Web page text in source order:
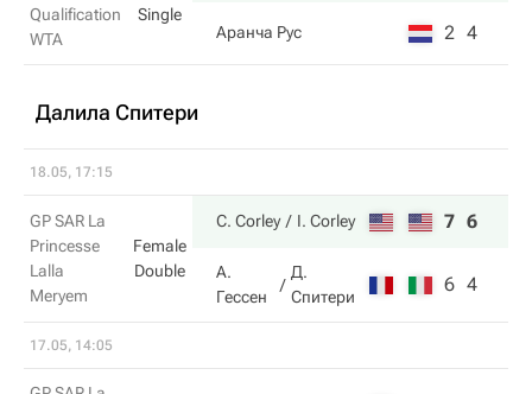
Qualification
WTA
Single
Аранча Рус 2 4
Далила Спитери
18.05, 17:15
GP SAR La
Princesse
Lalla
Meryem
Female
Double
C. Corley I. Corley 7 6
А.
Гессен
Д.
Спитери
6 4
17.05, 14:05